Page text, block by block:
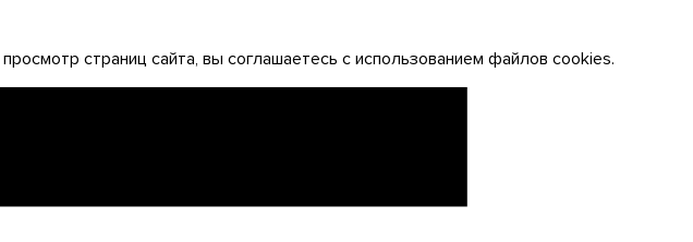
страниц сайта, вы соглашаетесь с использованием файлов cookies.